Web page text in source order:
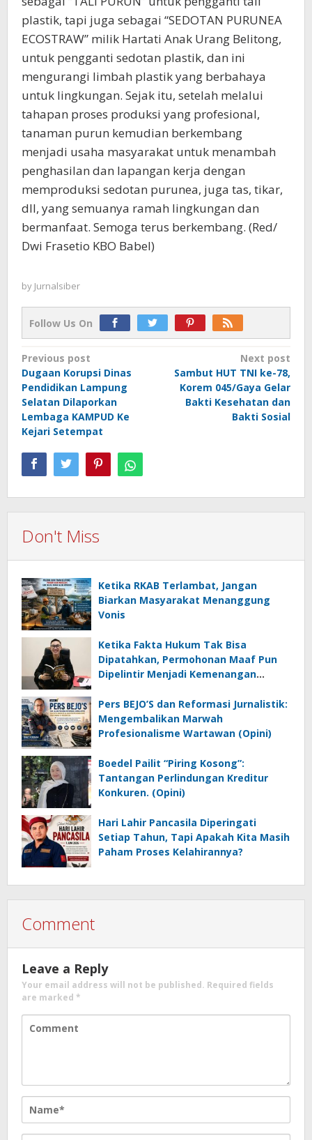
plastik, tapi juga sebagai “SEDOTAN PURUNEA
ECOSTRAW” milik Hartati Anak Urang Belitong,
untuk pengganti sedotan plastik, dan ini
mengurangi limbah plastik yang berbahaya
untuk lingkungan. Sejak itu, setelah melalui
tahapan proses produksi yang profesional,
tanaman purun kemudian berkembang
menjadi usaha masyarakat untuk menambah
penghasilan dan lapangan kerja dengan
memproduksi sedotan purunea, juga tas, tikar,
dll, yang semuanya ramah lingkungan dan
bermanfaat. Semoga terus berkembang. (Red/
Dwi Frasetio KBO Babel)
by Jurnalsiber
Follow Us On
Post
navigation
Previous post
Dugaan Korupsi Dinas
Pendidikan Lampung
Selatan Dilaporkan
Lembaga KAMPUD Ke
Kejari Setempat
Next post
Sambut HUT TNI ke-78,
Korem 045/Gaya Gelar
Bakti Kesehatan dan
Bakti Sosial
Don't Miss
Ketika RKAB Terlambat, Jangan
Biarkan Masyarakat Menanggung
Vonis
Ketika Fakta Hukum Tak Bisa
Dipatahkan, Permohonan Maaf Pun
Dipelintir Menjadi Kemenangan
Pers BEJO’S dan Reformasi Jurnalistik:
Mengembalikan Marwah
Profesionalisme Wartawan (Opini)
Boedel Pailit “Piring Kosong”:
Tantangan Perlindungan Kreditur
Konkuren. (Opini)
Hari Lahir Pancasila Diperingati
Setiap Tahun, Tapi Apakah Kita Masih
Paham Proses Kelahirannya?
Comment
Leave a Reply
Your email address will not be published. Required fields
are marked *